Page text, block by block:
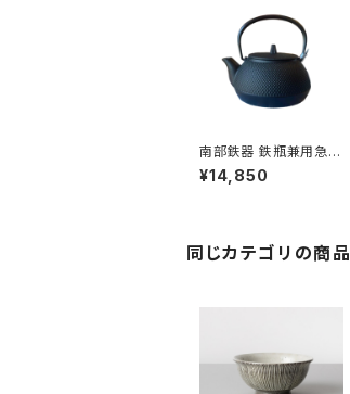
南部鉄器 鉄瓶兼用急須
5型新アラレ IH対応 /
岩鋳
¥14,850
同じカテゴリの商品